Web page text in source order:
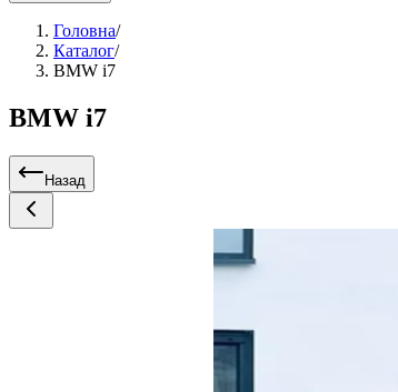
Головна/
Каталог/
BMW i7
BMW i7
Назад